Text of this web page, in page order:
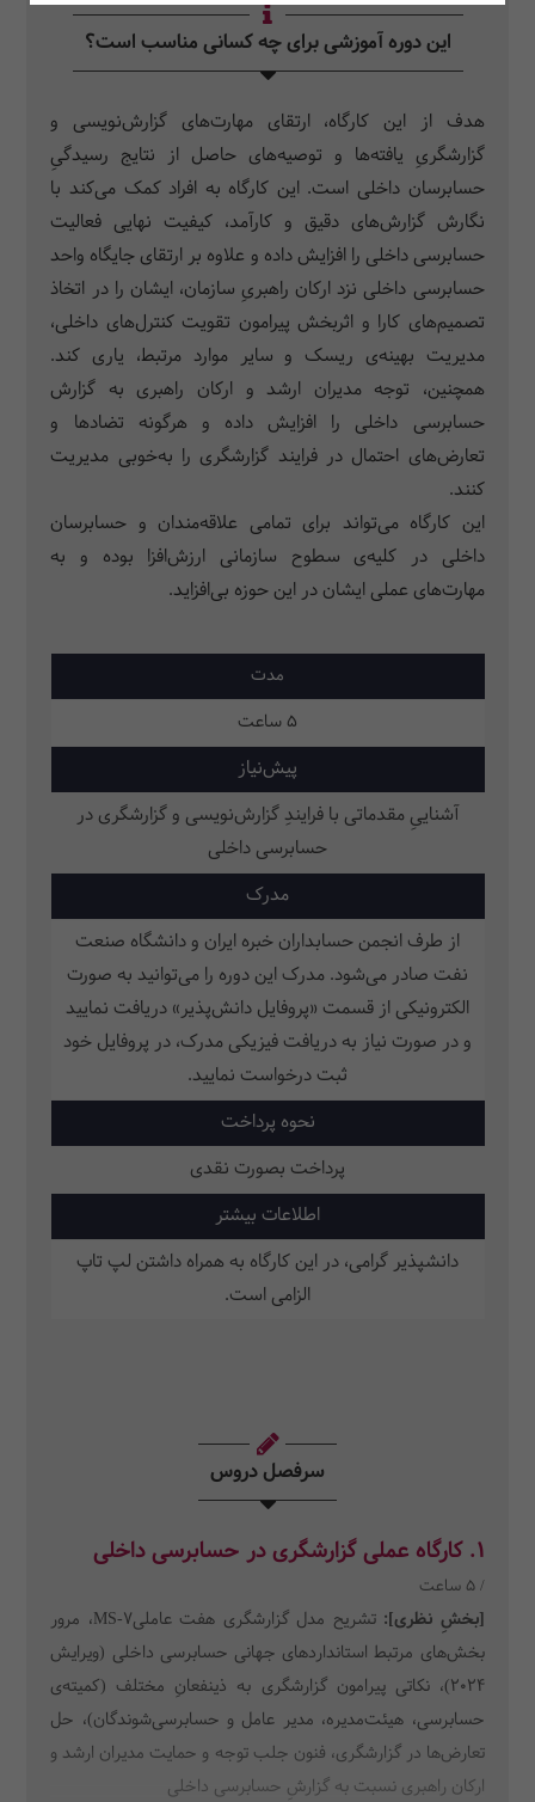
این دوره آموزشی برای چه کسانی مناسب است؟
هدف از این کارگاه، ارتقای مهارت‌های گزارش‌نویسی و
گزارشگریِ یافته‌ها و توصیه‌های حاصل از نتایج رسیدگیِ
حسابرسان داخلی است. این کارگاه به افراد کمک می‌کند با
نگارش گزارش‌های دقیق و کارآمد، کیفیت‌ نهایی فعالیت
حسابرسی داخلی را افزایش داده و علاوه بر ارتقای جایگاه واحد
حسابرسی داخلی نزد ارکان راهبریِ سازمان، ایشان را در اتخاذ
تصمیم‌های کارا و اثربخش پیرامون تقویت کنترل‌های داخلی،
مدیریت بهینه‌ی ریسک و سایر موارد مرتبط، یاری کند.
همچنین، توجه مدیران ارشد و ارکان راهبری به گزارش
حسابرسی داخلی را افزایش داده و هرگونه تضادها و
تعارض‌های احتمال در فرایند گزارشگری را به‌خوبی مدیریت
کنند.
این کارگاه می‌تواند برای تمامی علاقه‌مندان و حسابرسان
داخلی در کلیه‌ی سطوح سازمانی ارزش‌افزا بوده و به
مهارت‌های عملی ایشان در این حوزه بی‌افزاید.
مدت
5 ساعت
پیش‌نیاز
آشناییِ مقدماتی با فرایندِ گزارش‌نویسی و گزارشگری در
حسابرسی داخلی
مدرک
از طرف انجمن حسابداران خبره ایران و دانشگاه صنعت
نفت صادر می‌شود. مدرک این دوره را می‌توانید به صورت
الکترونیکی از قسمت «پروفایل دانش‌پذیر» دریافت نمایید
و در صورت نیاز به دریافت فیزیکی مدرک، در پروفایل خود
ثبت‌ درخواست نمایید.
نحوه پرداخت
پرداخت بصورت نقدی
اطلاعات بیشتر
دانشپذیر گرامی، در این کارگاه به همراه داشتن لپ تاپ
الزامی است.
سرفصل دروس
1. کارگاه عملی گزارشگری در حسابرسی داخلی
/ 5 ساعت
[بخشِ نظری]:
تشریح مدل گزارشگری هفت عاملیMS-7، مرور
بخش‌های مرتبط استانداردهای جهانی حسابرسی داخلی (ویرایش
۲۰۲۴)، نکاتی پیرامون گزارشگری به ذینفعانِ مختلف (کمیته‌ی
حسابرسی، هیئت‌مدیره، مدیر عامل و حسابرسی‌شوندگان)، حل
تعارض‌ها در گزارشگری، فنون جلب توجه و حمایت مدیران ارشد و
ارکان راهبری نسبت به گزارشِ حسابرسی داخلی